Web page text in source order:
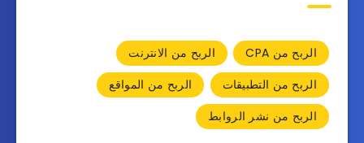
الربح من CPA
الربح من الانترنت
الربح من التطبيقات
الربح من المواقع
الربح من نشر الروابط